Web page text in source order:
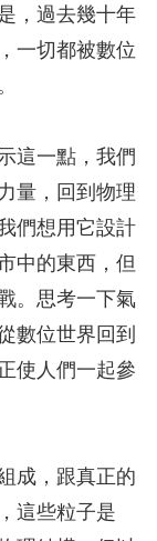
，過去幾十年
一切都被數位
這一點，我們
量，回到物理
們想用它設計
中的東西，但
。思考一下氣
數位世界回到
使人們一起參
成，跟真正的
這些粒子是